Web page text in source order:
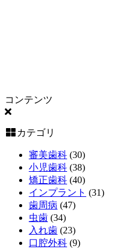
コンテンツ
カテゴリ
審美歯科 (30)
小児歯科 (38)
矯正歯科 (40)
インプラント (31)
歯周病 (47)
虫歯 (34)
入れ歯 (23)
口腔外科 (9)